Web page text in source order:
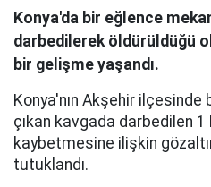
Konya'da bir eğlence
darbedilerek öldürüldüğü
bir gelişme yaşandı.
Konya'nın Akşehir ilçesinde
çıkan kavgada darbedilen 1
kaybetmesine ilişkin
tutuklandı.